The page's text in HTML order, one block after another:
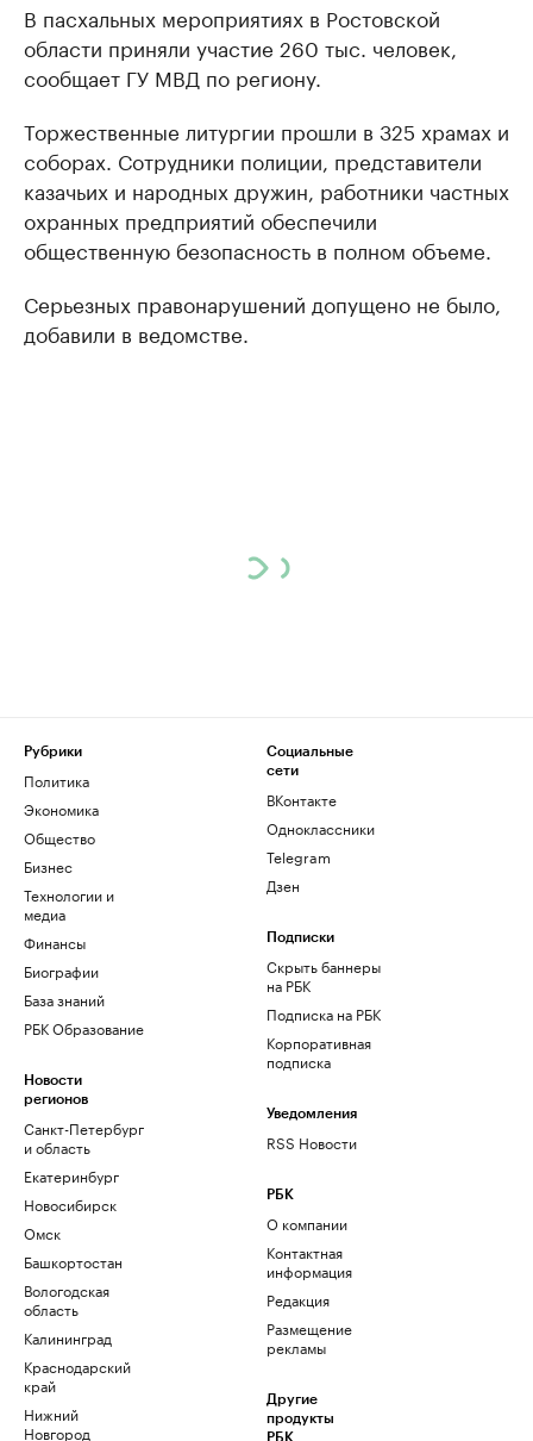
В пасхальных мероприятиях в Ростовской
области приняли участие 260 тыс. человек,
сообщает ГУ МВД по региону.
Торжественные литургии прошли в 325 храмах и
соборах. Сотрудники полиции, представители
казачьих и народных дружин, работники частных
охранных предприятий обеспечили
общественную безопасность в полном объеме.
Серьезных правонарушений допущено не было,
добавили в ведомстве.
Рубрики
Политика
Экономика
Общество
Бизнес
Технологии и
медиа
Финансы
Биографии
База знаний
РБК Образование
Новости
регионов
Санкт-Петербург
и область
Екатеринбург
Новосибирск
Омск
Башкортостан
Вологодская
область
Калининград
Краснодарский
край
Нижний
Новгород
Социальные
сети
ВКонтакте
Одноклассники
Telegram
Дзен
Подписки
Скрыть баннеры
на РБК
Подписка на РБК
Корпоративная
подписка
Уведомления
RSS Новости
РБК
О компании
Контактная
информация
Редакция
Размещение
рекламы
Другие
продукты
РБК